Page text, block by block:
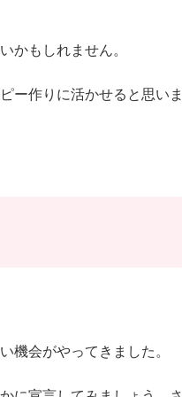
かもしれません。
ー作りに活かせると思いま
機会がやってきました。